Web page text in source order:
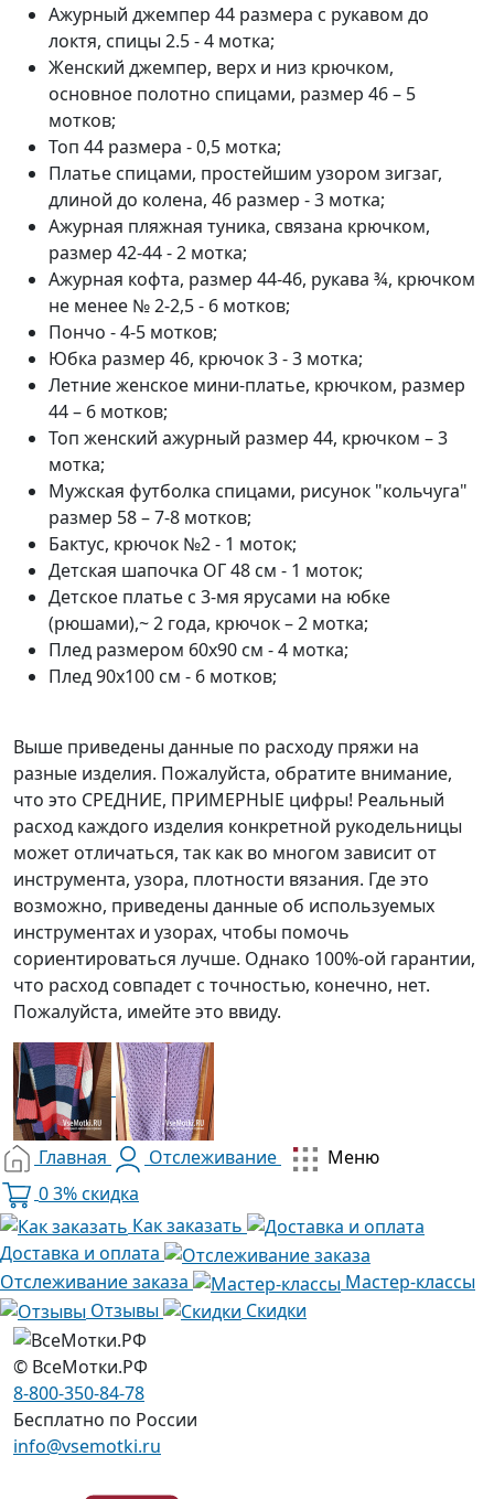
Ажурный джемпер 44 размера с рукавом до
локтя, спицы 2.5 - 4 мотка;
Женский джемпер, верх и низ крючком,
основное полотно спицами, размер 46 – 5
мотков;
Топ 44 размера - 0,5 мотка;
Платье спицами, простейшим узором зигзаг,
длиной до колена, 46 размер - 3 мотка;
Ажурная пляжная туника, связана крючком,
размер 42-44 - 2 мотка;
Ажурная кофта, размер 44-46, рукава ¾, крючком
не менее № 2-2,5 - 6 мотков;
Пончо - 4-5 мотков;
Юбка размер 46, крючок 3 - 3 мотка;
Летние женское мини-платье, крючком, размер
44 – 6 мотков;
Топ женский ажурный размер 44, крючком – 3
мотка;
Мужская футболка спицами, рисунок "кольчуга"
размер 58 – 7-8 мотков;
Бактус, крючок №2 - 1 моток;
Детская шапочка ОГ 48 см - 1 моток;
Детское платье с 3-мя ярусами на юбке
(рюшами),~ 2 года, крючок – 2 мотка;
Плед размером 60х90 см - 4 мотка;
Плед 90х100 см - 6 мотков;
Выше приведены данные по расходу пряжи на
разные изделия. Пожалуйста, обратите внимание,
что это СРЕДНИЕ, ПРИМЕРНЫЕ цифры! Реальный
расход каждого изделия конкретной рукодельницы
может отличаться, так как во многом зависит от
инструмента, узора, плотности вязания. Где это
возможно, приведены данные об используемых
инструментах и узорах, чтобы помочь
сориентироваться лучше. Однако 100%-ой гарантии,
что расход совпадет с точностью, конечно, нет.
Пожалуйста, имейте это ввиду.
Главная Отслеживание
Меню
03% скидка
Как заказать
Доставка и оплата
Отслеживание заказа
Мастер-классы
Отзывы
Скидки
© ВсеМотки.РФ
8-800-350-84-78
Бесплатно по России
info@vsemotki.ru